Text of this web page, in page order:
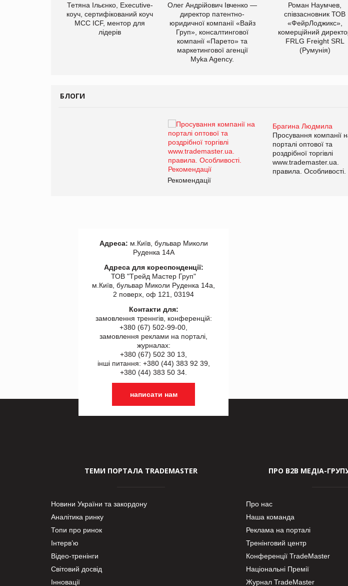
Тетяна Ільєнко, Executive-
коуч, сертифікований коуч
МСС ICF, ментор для
лідерів
Олег Андрійович Івченко —
директор патентно-
юридичної компанії «Вайз
Груп», консалтингової
компанії «Парето» та
маркетингової агенції
Myka Agency.
Роман Наумчев,
співзасновник ТОВ
«ФейрЛоджикс»,
комерційний
FRLG Freight SRL
(Румунія)
БЛОГИ
Брагина Людмила
Просування компанії
порталі оптової та
роздрібної торгівлі
www.trademaster.ua.
правила. Особливості.
Рекомендації
Адреса: м.Київ, бульвар Миколи
Руденка 14А
Адреса для кореспонденції:
ТОВ "Tрейд Мастер Груп"
м.Київ, бульвар Миколи Руденка 14а,
2 поверх, оф 121, 03194
Контакти для:
замовлення треннгів, конференцій:
+380 (67) 502-99-00,
замовлення реклами на порталі,
журналах:
+380 (67) 502 30 13,
інші питання: +380 (44) 383 92 39,
+380 (44) 383 50 34.
написати нам
ТЕМИ ПОРТАЛА TRADEMASTER
Новини України та закордону
Аналітика ринку
Топи про ринок
Інтерв’ю
Відео-тренінги
Світовий досвід
Інновації
ПРО В2В МЕДІА-ГРУПУ
Про нас
Наша команда
Реклама на порталі
Тренінговий центр
Конференції TradeMaster
Національні Премії
Журнал TradeMaster